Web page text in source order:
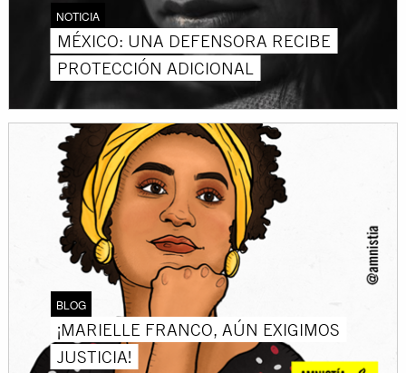
NOTICIA
MÉXICO: UNA DEFENSORA RECIBE
PROTECCIÓN ADICIONAL
BLOG
¡MARIELLE FRANCO, AÚN EXIGIMOS
JUSTICIA!